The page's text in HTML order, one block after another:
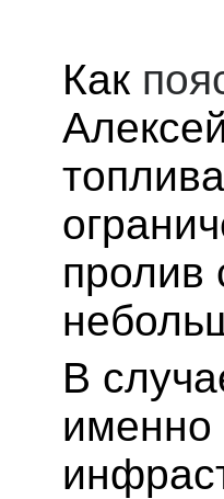
Как
пролив
В
именно